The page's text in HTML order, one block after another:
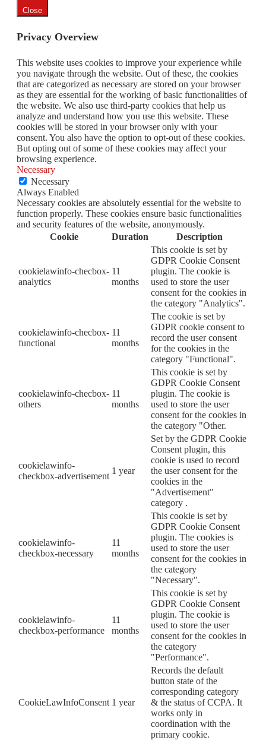
Close
Privacy Overview
This website uses cookies to improve your experience while
you navigate through the website. Out of these, the cookies
that are categorized as necessary are stored on your browser
as they are essential for the working of basic functionalities of
the website. We also use third-party cookies that help us
analyze and understand how you use this website. These
cookies will be stored in your browser only with your
consent. You also have the option to opt-out of these cookies.
But opting out of some of these cookies may affect your
browsing experience.
Necessary
Necessary
Always Enabled
Necessary cookies are absolutely essential for the website to
function properly. These cookies ensure basic functionalities
and security features of the website, anonymously.
Cookie
Duration Description
cookielawinfo-checbox-
analytics
11
months
This cookie is set by
GDPR Cookie Consent
plugin. The cookie is
used to store the user
consent for the cookies in
the category "Analytics".
cookielawinfo-checbox-
functional
11
months
The cookie is set by
GDPR cookie consent to
record the user consent
for the cookies in the
category "Functional".
cookielawinfo-checbox-
others
11
months
This cookie is set by
GDPR Cookie Consent
plugin. The cookie is
used to store the user
consent for the cookies in
the category "Other.
cookielawinfo-
checkbox-advertisement
1 year
Set by the GDPR Cookie
Consent plugin, this
cookie is used to record
the user consent for the
cookies in the
"Advertisement"
category .
cookielawinfo-
checkbox-necessary
11
months
This cookie is set by
GDPR Cookie Consent
plugin. The cookies is
used to store the user
consent for the cookies in
the category
"Necessary".
cookielawinfo-
checkbox-performance
11
months
This cookie is set by
GDPR Cookie Consent
plugin. The cookie is
used to store the user
consent for the cookies in
the category
"Performance".
CookieLawInfoConsent 1 year
Records the default
button state of the
corresponding category
& the status of CCPA. It
works only in
coordination with the
primary cookie.